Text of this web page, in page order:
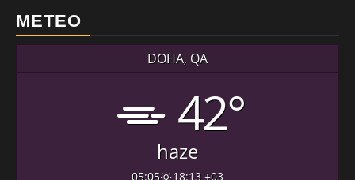
METEO
DOHA, QA
42°
haze
05:05 18:13 +03